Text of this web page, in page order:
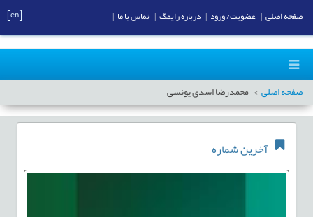
صفحه اصلی محمدرضا اسدی یونسی
آخرین شماره
صفحه اصلی عضویت/ ورود درباره رایمگ تماس با ما